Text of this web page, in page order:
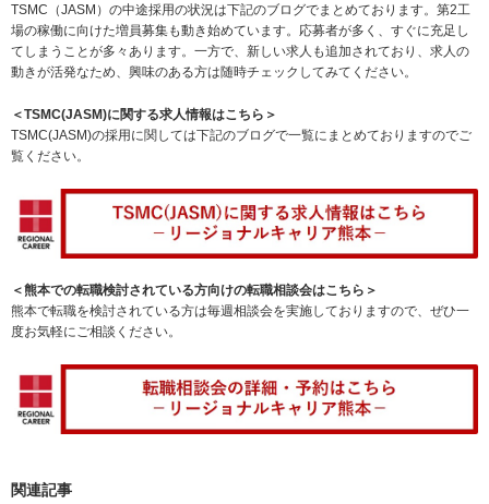
TSMC（JASM）の中途採用の状況は下記のブログでまとめております。第2工
場の稼働に向けた増員募集も動き始めています。応募者が多く、すぐに充足し
てしまうことが多々あります。一方で、新しい求人も追加されており、求人の
動きが活発なため、興味のある方は随時チェックしてみてください。
＜TSMC(JASM)に関する求人情報はこちら＞
TSMC(JASM)の採用に関しては下記のブログで一覧にまとめておりますのでご
覧ください。
＜熊本での転職検討されている方向けの転職相談会はこちら＞
熊本で転職を検討されている方は毎週相談会を実施しておりますので、ぜひ一
度お気軽にご相談ください。
関連記事